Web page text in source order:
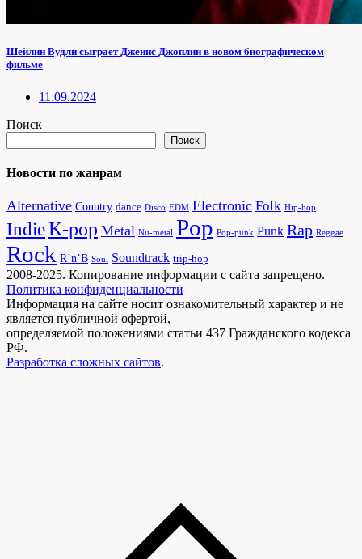
Шейлин Вудли сыграет Дженис Джоплин в новом биографическом
фильме
11.09.2024
Поиск
Поиск
Новости по жанрам
Alternative Country dance Disco EDM Electronic Folk Hip-hop
IndieK-pop Metal Nu-metal Pop Pop-punk Punk Rap Reggae
Rock R’n’B Soul Soundtrack trip-hop
2008-2025. Копирование информации с сайта запрещено.
Политика конфиденциальности
Информация на сайте носит ознакомительный характер и не
является публичной офертой,
определяемой положениями статьи 437 Гражданского кодекса
РФ.
Разработка сложных сайтов.